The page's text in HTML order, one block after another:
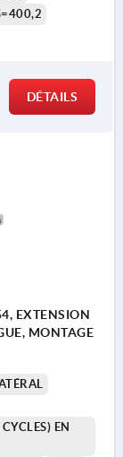
DÉTAILS
EXTENSION
MONTAGE
EN